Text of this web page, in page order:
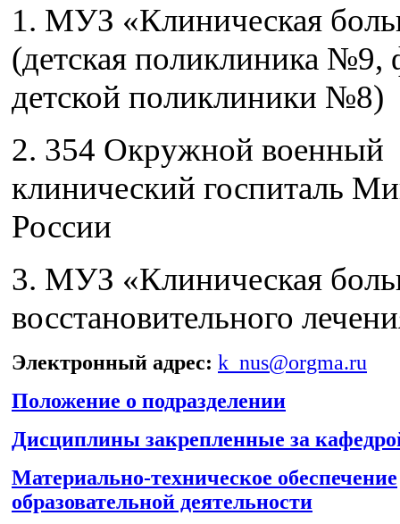
1. МУЗ «Клиническая
(детская поликлиника №9,
детской поликлиники №8)
2. 354 Окружной военный
клинический госпиталь
России
3. МУЗ «Клиническая
восстановительного
Электронный адрес: k_nus@orgma.ru
Положение о подразделении
Дисциплины закрепленные за
Материально-техническое обеспечение
образовательной деятельности